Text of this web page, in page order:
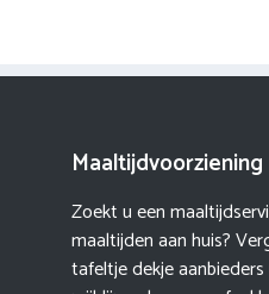
Maaltijdvoorziening
Zoekt u een
maaltijden aan huis?
tafeltje dekje